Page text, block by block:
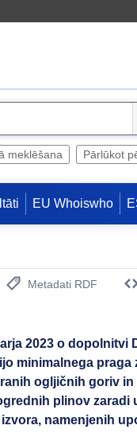
meklēšana Pārlūkot
EU Whoiswho
Metadati RDF
2023 o dopolnitvi
minimalnega praga
ogljičnih goriv in
plinov zaradi
namenjenih